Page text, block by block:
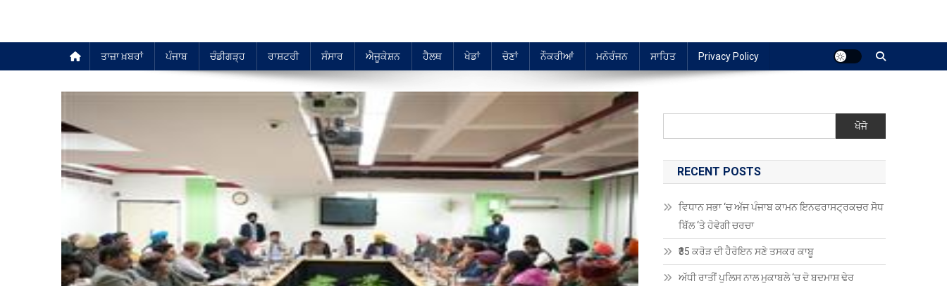
ਤਾਜ਼ਾ ਖ਼ਬਰਾਂ ਪੰਜਾਬ ਚੰਡੀਗੜ੍ਹ ਰਾਸ਼ਟਰੀ ਸੰਸਾਰ ਐਜੂਕੇਸ਼ਨ ਹੈਲਥ ਖੇਡਾਂ ਚੋਣਾਂ ਨੌਕਰੀਆਂ ਮਨੋਰੰਜਨ ਸਾਹਿਤ Privacy Policy
ਖੋਜੋ
RECENT POSTS
ਵਿਧਾਨ ਸਭਾ ‘ਚ ਅੱਜ ਪੰਜਾਬ ਕਾਮਨ ਇਨਫਰਾਸਟ੍ਰਕਚਰ ਸੋਧ
ਬਿੱਲ ‘ਤੇ ਹੋਵੇਗੀ ਚਰਚਾ
₹35 ਕਰੋੜ ਦੀ ਹੈਰੋਇਨ ਸਣੇ ਤਸਕਰ ਕਾਬੂ
ਅੱਧੀ ਰਾਤੀਂ ਪੁਲਿਸ ਨਾਲ ਮੁਕਾਬਲੇ ‘ਚ ਦੋ ਬਦਮਾਸ਼ ਢੇਰ